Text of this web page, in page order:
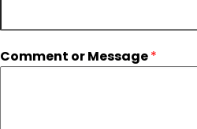
Comment or Message*